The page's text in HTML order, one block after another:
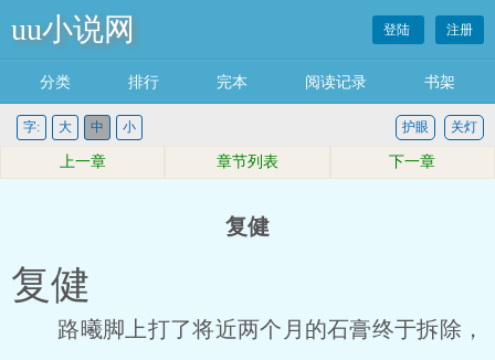
uu小说网 登陆 注册
分类 排行 完本 阅读记录 书架
字: 大 中 小 关灯
护眼
上一章 章节列表 下一章
复健
复健
路曦脚上打了将近两个月的石膏终于拆除，